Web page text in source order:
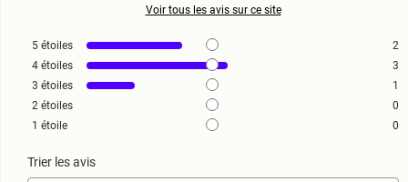
Voir tous les avis sur ce site
5 étoiles
2
4 étoiles
3
3 étoiles
1
2 étoiles
0
1 étoile 0
Trier les avis